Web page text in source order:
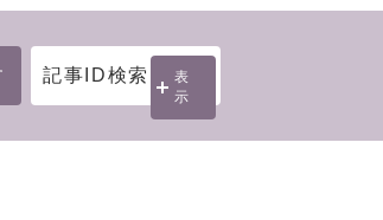
記事ID検索
表
示